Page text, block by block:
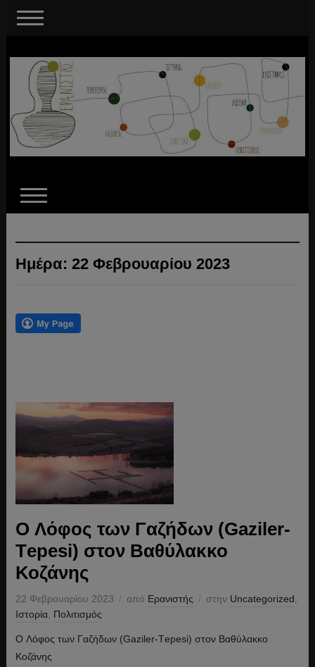
Ημέρα: 22 Φεβρουαρίου 2023
O Λόφος των Γαζήδων (Gaziler-
Τepesi) στον Βαθύλακκο
Κοζάνης
22 Φεβρουαρίου 2023 από Ερανιστής στην Uncategorized
Ιστορία, Πολιτισμός
O Λόφος των Γαζήδων (Gaziler-Τepesi) στον Βαθύλακκο
Κοζάνης